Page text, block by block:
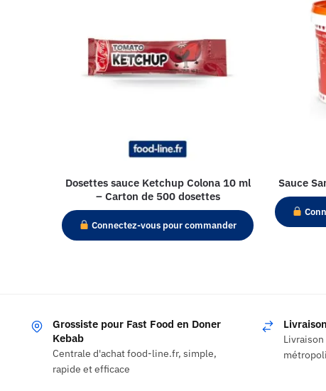
Dosettes sauce Ketchup Colona 10 ml
– Carton de 500 dosettes
Connectez-vous pour commander
Sauce
Grossiste pour Fast Food en Doner
Kebab
Centrale d'achat food-line.fr, simple,
rapide et efficace